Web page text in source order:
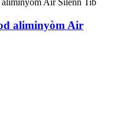
aliminyòm Air